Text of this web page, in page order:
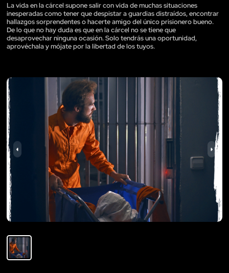
La vida en la cárcel supone salir con vida de muchas situaciones
inesperadas como tener que despistar a guardias distraídos, encontrar
hallazgos sorprendentes o hacerte amigo del único prisionero bueno.
De lo que no hay duda es que en la cárcel no se tiene que
desaprovechar ninguna ocasión. Solo tendrás una oportunidad,
aprovéchala y mójate por la libertad de los tuyos.